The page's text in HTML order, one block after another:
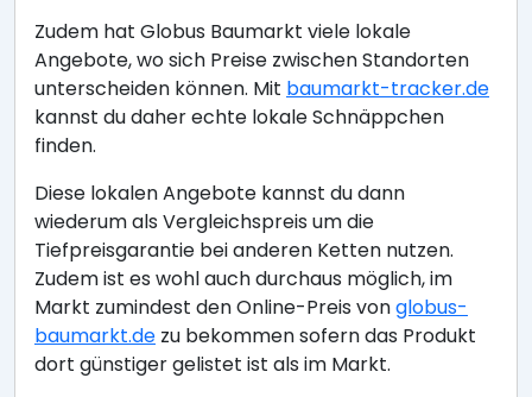
Zudem hat Globus Baumarkt viele lokale
Angebote, wo sich Preise zwischen Standorten
unterscheiden können. Mit baumarkt-tracker.de
kannst du daher echte lokale Schnäppchen
finden.
Diese lokalen Angebote kannst du dann
wiederum als Vergleichspreis um die
Tiefpreisgarantie bei anderen Ketten nutzen.
Zudem ist es wohl auch durchaus möglich, im
Markt zumindest den Online-Preis vonglobus-
baumarkt.de zu bekommen sofern das Produkt
dort günstiger gelistet ist als im Markt.